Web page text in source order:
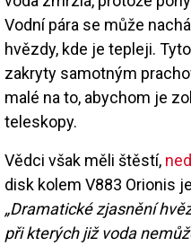
Vodní pára se může
hvězdy, kde je tepleji.
zakryty samotným
malé na to, abychom je
teleskopy.
Vědci však měli štěstí,
disk kolem V883 Orionis
„Dramatické zjasnění
při kterých již voda